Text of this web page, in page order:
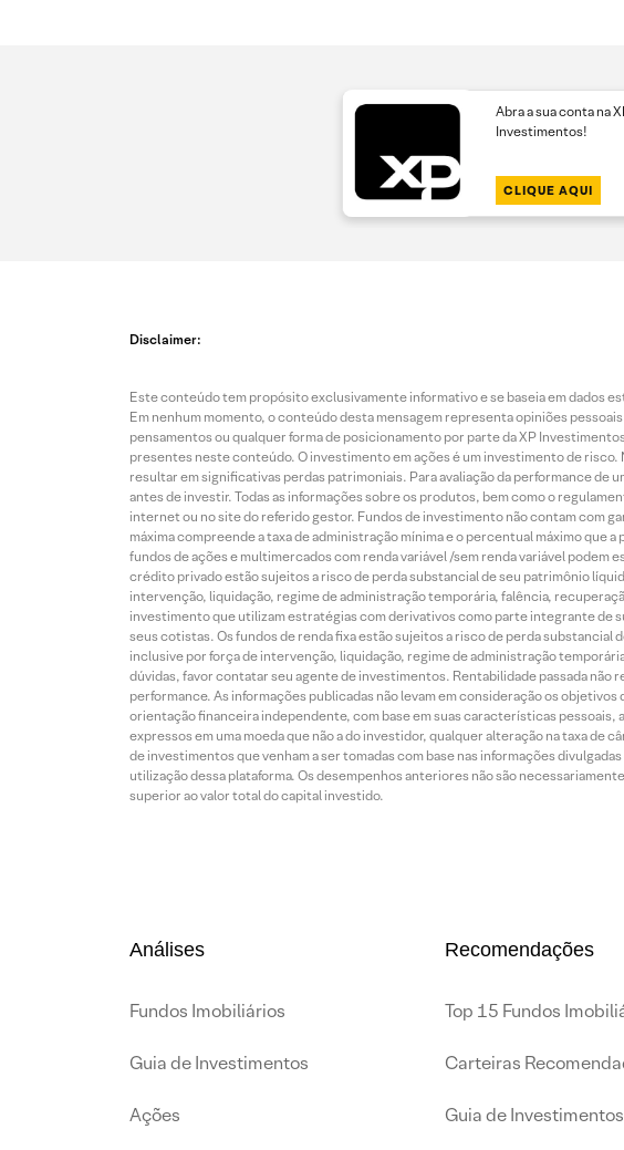
Abra a sua conta na
Investimentos!
CLIQUE AQUI
Disclaimer:
Este conteúdo tem propósito exclusivamente informativo e se baseia em
Em nenhum momento, o conteúdo desta mensagem representa opiniões
pensamentos ou qualquer forma de posicionamento por parte da XP
presentes neste conteúdo. O investimento em ações é um investimento de
resultar em significativas perdas patrimoniais. Para avaliação da performance de
antes de investir. Todas as informações sobre os produtos, bem como o
internet ou no site do referido gestor. Fundos de investimento não contam com
máxima compreende a taxa de administração mínima e o percentual máximo que
fundos de ações e multimercados com renda variável /sem renda variável
crédito privado estão sujeitos a risco de perda substancial de seu patrimônio
intervenção, liquidação, regime de administração temporária, falência,
investimento que utilizam estratégias com derivativos como parte integrante de
seus cotistas. Os fundos de renda fixa estão sujeitos a risco de perda
inclusive por força de intervenção, liquidação, regime de administração
dúvidas, favor contatar seu agente de investimentos. Rentabilidade passada não
performance. As informações publicadas não levam em consideração os
orientação financeira independente, com base em suas características
expressos em uma moeda que não a do investidor, qualquer alteração na taxa
de investimentos que venham a ser tomadas com base nas informações
utilização dessa plataforma. Os desempenhos anteriores não são
superior ao valor total do capital investido.
Análises
Fundos Imobiliários
Guia de Investimentos
Ações
Recomendações
Top 15 Fundos
Carteiras
Guia de Investimentos